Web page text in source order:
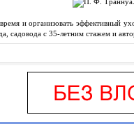
и организовать эффективный
садовода с 35-летним стажем и